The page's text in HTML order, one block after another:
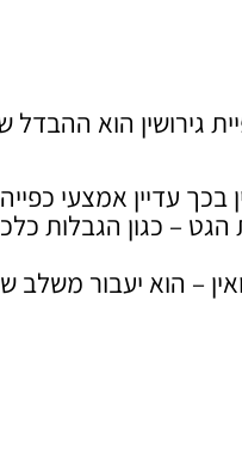
גירושין הוא ההבדל
עדיין אמצעי
– כגון הגבלות
– הוא יעבור משלב